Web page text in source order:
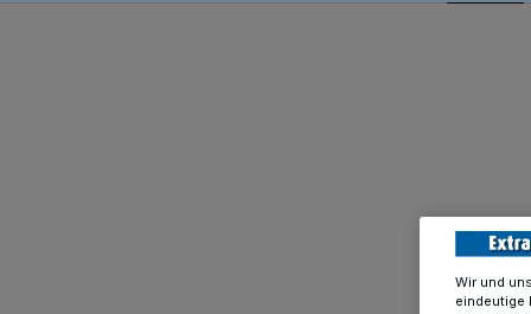
Wir und
eindeutige